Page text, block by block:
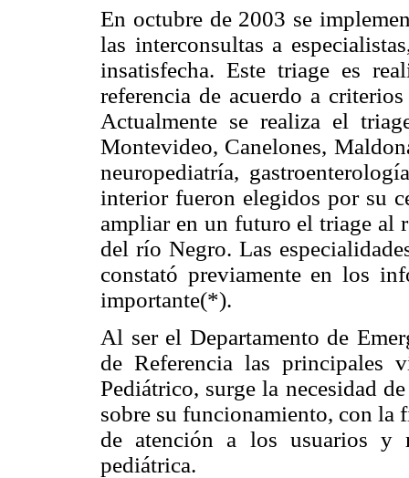
En octubre de 2003 se
las interconsultas a
insatisfecha. Este triage es
referencia de acuerdo a
Actualmente se realiza el
Montevideo, Canelones,
neuropediatría,
interior fueron elegidos por su
ampliar en un futuro el triage al
del río Negro. Las
constató previamente en los
importante(*).
Al ser el Departamento de
de Referencia las principales
Pediátrico, surge la necesidad
sobre su funcionamiento, con la
de atención a los usuarios y
pediátrica.